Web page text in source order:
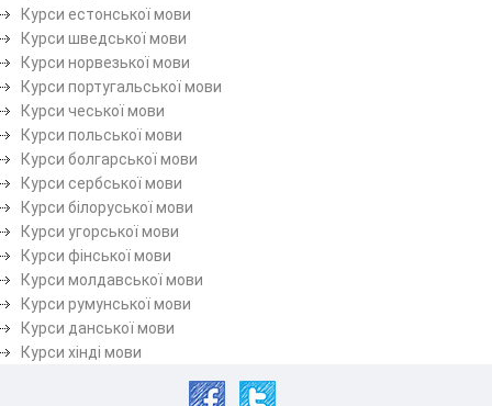
Курси естонської мови
Курси шведської мови
Курси норвезької мови
Курси португальської мови
Курси чеської мови
Курси польської мови
Курси болгарської мови
Курси сербської мови
Курси білоруської мови
Курси угорської мови
Курси фінської мови
Курси молдавської мови
Курси румунської мови
Курси данської мови
Курси хінді мови